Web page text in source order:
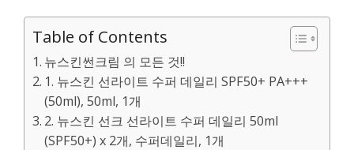
Table of Contents
뉴스킨썬크림 의 모든 것!!
1. 뉴스킨 선라이트 수퍼 데일리 SPF50+ PA+++
(50ml), 50ml, 1개
2. 뉴스킨 선크 선라이트 수퍼 데일리 50ml
(SPF50+) x 2개, 수퍼데일리, 1개